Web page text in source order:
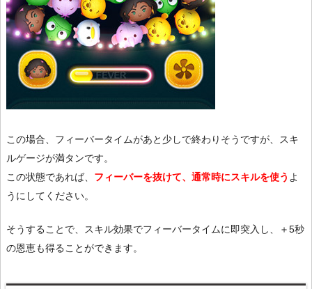
この場合、フィーバータイムがあと少しで終わりそうですが、スキ
ルゲージが満タンです。
この状態であれば、 フィーバーを抜けて、通常時にスキルを使う よ
うにしてください。
そうすることで、スキル効果でフィーバータイムに即突入し、＋5秒
の恩恵も得ることができます。